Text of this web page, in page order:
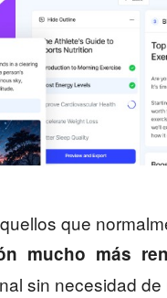
que
mucho más
sin necesidad de